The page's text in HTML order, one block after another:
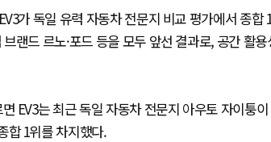
가 독일 유력 자동차 전문지 비교 평가에서 종
브랜드 르노·포드 등을 모두 앞선 결과로, 공간 활
EV3는 최근 독일 자동차 전문지 아우토 자이퉁
합 1위를 차지했다.